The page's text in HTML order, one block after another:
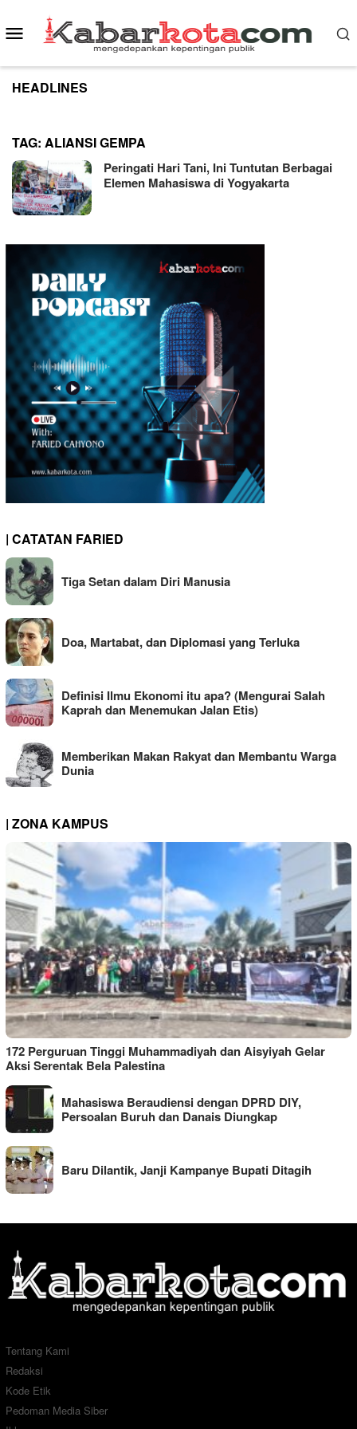
to
content
Mobile
Menu
HEADLINES
TAG: ALIANSI GEMPA
Peringati Hari Tani, Ini Tuntutan Berbagai
Elemen Mahasiswa di Yogyakarta
| CATATAN FARIED
Tiga Setan dalam Diri Manusia
Doa, Martabat, dan Diplomasi yang Terluka
Definisi Ilmu Ekonomi itu apa? (Mengurai Salah
Kaprah dan Menemukan Jalan Etis)
Memberikan Makan Rakyat dan Membantu Warga
Dunia
| ZONA KAMPUS
172 Perguruan Tinggi Muhammadiyah dan Aisyiyah Gelar
Aksi Serentak Bela Palestina
Mahasiswa Beraudiensi dengan DPRD DIY,
Persoalan Buruh dan Danais Diungkap
Baru Dilantik, Janji Kampanye Bupati Ditagih
Tentang Kami
Redaksi
Kode Etik
Pedoman Media Siber